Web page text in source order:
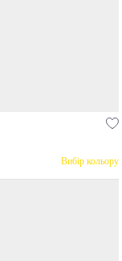
Вибір кольору